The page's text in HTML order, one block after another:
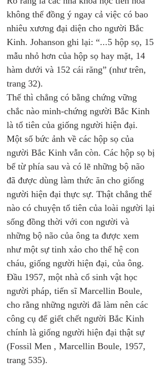
không thể đồng ý ngay cả việc có bao
nhiêu xương đại diện cho người Bắc
Kinh. Johanson ghi lại: “...5 hộp sọ, 15
mẫu nhỏ hơn của hộp sọ hay mặt, 14
hàm dưới và 152 cái răng” (như trên,
trang 32).
Thế thì chẳng có bằng chứng vững
chắc nào minh-chứng người Bắc Kinh
là tổ tiên của giống người hiện đại.
Một số bức ảnh về các hộp sọ của
người Bắc Kinh vẫn còn. Các hộp sọ bị
bể từ phía sau và có lẽ những bộ não
đã được dùng làm thức ăn cho giống
người hiện đại thực sự. Thật chẳng thể
nào có chuyện tổ tiên của loài người lại
sống đồng thời với con người và
những bộ não của ông ta được xem
như một sự tinh xảo cho thế hệ con
cháu, giống người hiện đại, của ông.
Đầu 1957, một nhà cổ sinh vật học
người pháp, tiến sĩ Marcellin Boule,
cho rằng những người đã làm nên các
công cụ để giết chết người Bắc Kinh
chính là giống người hiện đại thật sự
(Fossil Men , Marcellin Boule, 1957,
trang 535).